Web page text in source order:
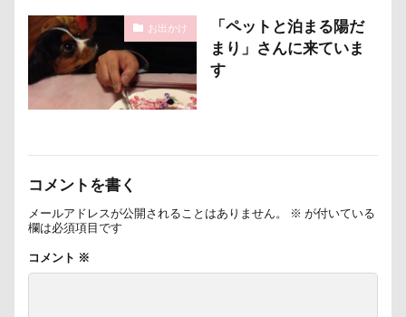
お出かけ
「ペットと泊まる陽だ
まり」さんに来ていま
す
コメントを書く
メールアドレスが公開されることはありません。 ※ が付いている
欄は必須項目です
コメント ※